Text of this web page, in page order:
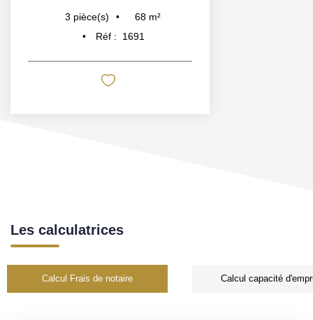
3 pièce(s) 68 m²
Réf :
1691
Les calculatrices
Calcul Frais de notaire Calcul capacité